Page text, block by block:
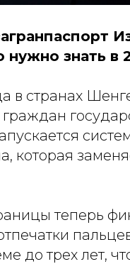
нужно знать в
в странах
которая
теперь
до трех лет,